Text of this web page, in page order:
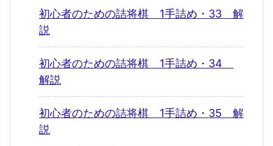
初心者のための詰将棋 1手詰め・33 解
説
初心者のための詰将棋 1手詰め・34
解説
初心者のための詰将棋 1手詰め・35 解
説